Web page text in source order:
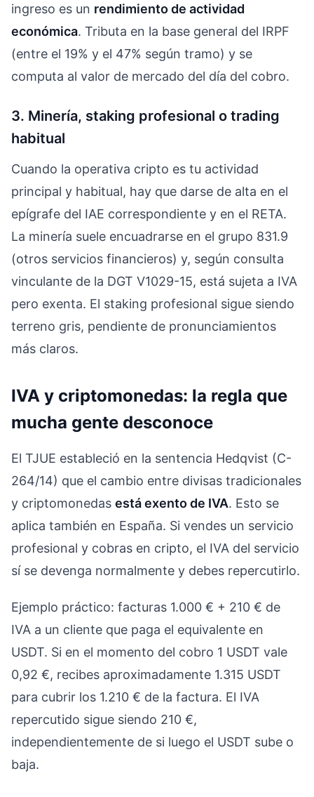
ingreso es un rendimiento de actividad
económica. Tributa en la base general del IRPF
(entre el 19% y el 47% según tramo) y se
computa al valor de mercado del día del cobro.
3. Minería, staking profesional o trading
habitual
Cuando la operativa cripto es tu actividad
principal y habitual, hay que darse de alta en el
epígrafe del IAE correspondiente y en el RETA.
La minería suele encuadrarse en el grupo 831.9
(otros servicios financieros) y, según consulta
vinculante de la DGT V1029-15, está sujeta a IVA
pero exenta. El staking profesional sigue siendo
terreno gris, pendiente de pronunciamientos
más claros.
IVA y criptomonedas: la regla que
mucha gente desconoce
El TJUE estableció en la sentencia Hedqvist (C-
264/14) que el cambio entre divisas tradicionales
y criptomonedas está exento de IVA. Esto se
aplica también en España. Si vendes un servicio
profesional y cobras en cripto, el IVA del servicio
sí se devenga normalmente y debes repercutirlo.
Ejemplo práctico: facturas 1.000 € + 210 € de
IVA a un cliente que paga el equivalente en
USDT. Si en el momento del cobro 1 USDT vale
0,92 €, recibes aproximadamente 1.315 USDT
para cubrir los 1.210 € de la factura. El IVA
repercutido sigue siendo 210 €,
independientemente de si luego el USDT sube o
baja.